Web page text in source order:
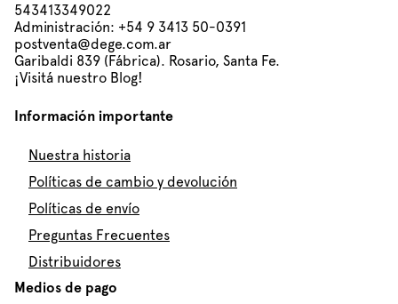
543413349022
Administración: +54 9 3413 50-0391
postventa@dege.com.ar
Garibaldi 839 (Fábrica). Rosario, Santa Fe.
¡Visitá nuestro Blog!
Información importante
Nuestra historia
Políticas de cambio y devolución
Políticas de envío
Preguntas Frecuentes
Distribuidores
Medios de pago